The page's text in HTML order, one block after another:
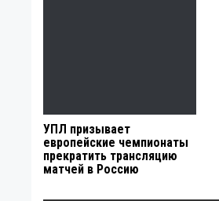
УПЛ призывает
европейские чемпионаты
прекратить трансляцию
матчей в Россию